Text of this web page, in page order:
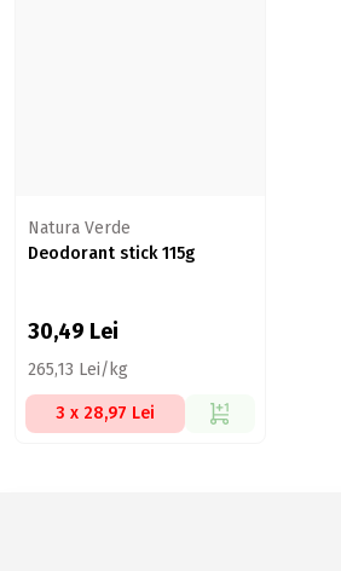
Natura Verde
Deodorant stick 115g
30,49 Lei
265,13 Lei/kg
3 x 28,97 Lei